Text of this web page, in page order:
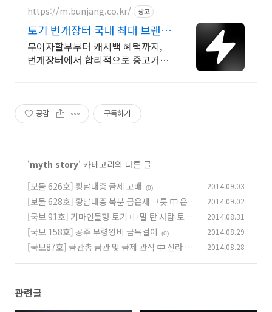
https://m.bunjang.co.kr/ 광고
토기 번개장터 국내 최대 브랜드
중고거래
무이자할부부터 캐시백 혜택까지,
번개장터에서 합리적으로 중고거래
공감 구독하기
'myth story' 카테고리의 다른 글
[보물 626호] 황남대총 금제 고배
(0) 2014.09.03
[보물 628호] 황남대총 북분 금은제 그릇 中 은합
(은제합:銀製盒) (0)
2014.09.02
[국보 91호] 기마인물형 토기 中 말 탄 사람 토기
(0)
2014.08.31
[국보 158호] 공주 무령왕비 금목걸이 (0) 2014.08.29
[국보87호] 금관총 금관 및 금제 관식 中 신라 금
2014.08.28
관련글